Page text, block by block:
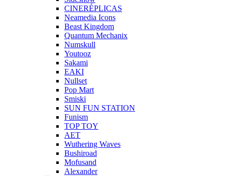
CINERÉPLICAS
Neamedia Icons
Beast Kingdom
Quantum Mechanix
Numskull
Youtooz
Sakami
EAKI
Nullset
Pop Mart
Smiski
SUN FUN STATION
Funism
TOP TOY
AET
Wuthering Waves
Bushiroad
Mofusand
Alexander